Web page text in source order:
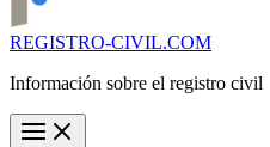
REGISTRO-CIVIL.COM
Información sobre el registro civil